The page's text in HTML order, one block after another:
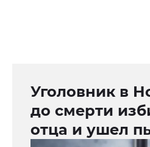
Уголовник в
до смерти
отца и ушел